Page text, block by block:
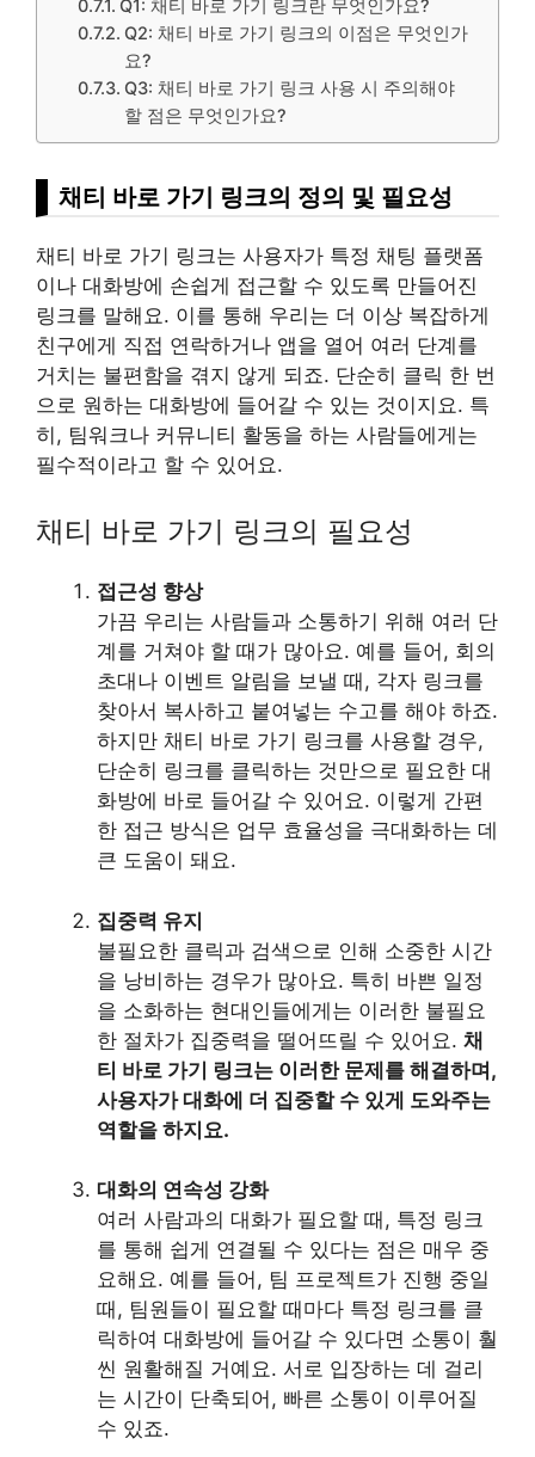
Q1: 채티 바로 가기 링크란 무엇인가요?
Q2: 채티 바로 가기 링크의 이점은 무엇인가
요?
Q3: 채티 바로 가기 링크 사용 시 주의해야
할 점은 무엇인가요?
채티 바로 가기 링크의 정의 및 필요성
채티 바로 가기 링크는 사용자가 특정 채팅 플랫폼
이나 대화방에 손쉽게 접근할 수 있도록 만들어진
링크를 말해요. 이를 통해 우리는 더 이상 복잡하게
친구에게 직접 연락하거나 앱을 열어 여러 단계를
거치는 불편함을 겪지 않게 되죠. 단순히 클릭 한 번
으로 원하는 대화방에 들어갈 수 있는 것이지요. 특
히, 팀워크나 커뮤니티 활동을 하는 사람들에게는
필수적이라고 할 수 있어요.
채티 바로 가기 링크의 필요성
접근성 향상
가끔 우리는 사람들과 소통하기 위해 여러 단
계를 거쳐야 할 때가 많아요. 예를 들어, 회의
초대나 이벤트 알림을 보낼 때, 각자 링크를
찾아서 복사하고 붙여넣는 수고를 해야 하죠.
하지만 채티 바로 가기 링크를 사용할 경우,
단순히 링크를 클릭하는 것만으로 필요한 대
화방에 바로 들어갈 수 있어요. 이렇게 간편
한 접근 방식은 업무 효율성을 극대화하는 데
큰 도움이 돼요.
집중력 유지
불필요한 클릭과 검색으로 인해 소중한 시간
을 낭비하는 경우가 많아요. 특히 바쁜 일정
을 소화하는 현대인들에게는 이러한 불필요
한 절차가 집중력을 떨어뜨릴 수 있어요. 채
티 바로 가기 링크는 이러한 문제를 해결하며,
사용자가 대화에 더 집중할 수 있게 도와주는
역할을 하지요.
대화의 연속성 강화
여러 사람과의 대화가 필요할 때, 특정 링크
를 통해 쉽게 연결될 수 있다는 점은 매우 중
요해요. 예를 들어, 팀 프로젝트가 진행 중일
때, 팀원들이 필요할 때마다 특정 링크를 클
릭하여 대화방에 들어갈 수 있다면 소통이 훨
씬 원활해질 거예요. 서로 입장하는 데 걸리
는 시간이 단축되어, 빠른 소통이 이루어질
수 있죠.